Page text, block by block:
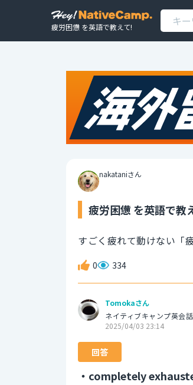
疲労困憊 を英語で教えて!
nakataniさん
疲労困憊 を英語で教
すごく疲れて動けない「
0 334
Tomokaさん
ネイティブキャンプ英会
2025/04/03 23:14
回答
・completely